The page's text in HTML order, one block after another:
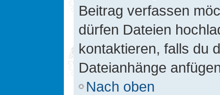
Beitrag verfassen
dürfen Dateien
kontaktieren, falls du
Dateianhänge
Nach oben